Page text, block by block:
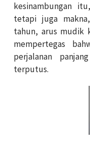
kesinambungan
tetapi juga
tahun, arus mudik
mempertegas
perjalanan
terputus.